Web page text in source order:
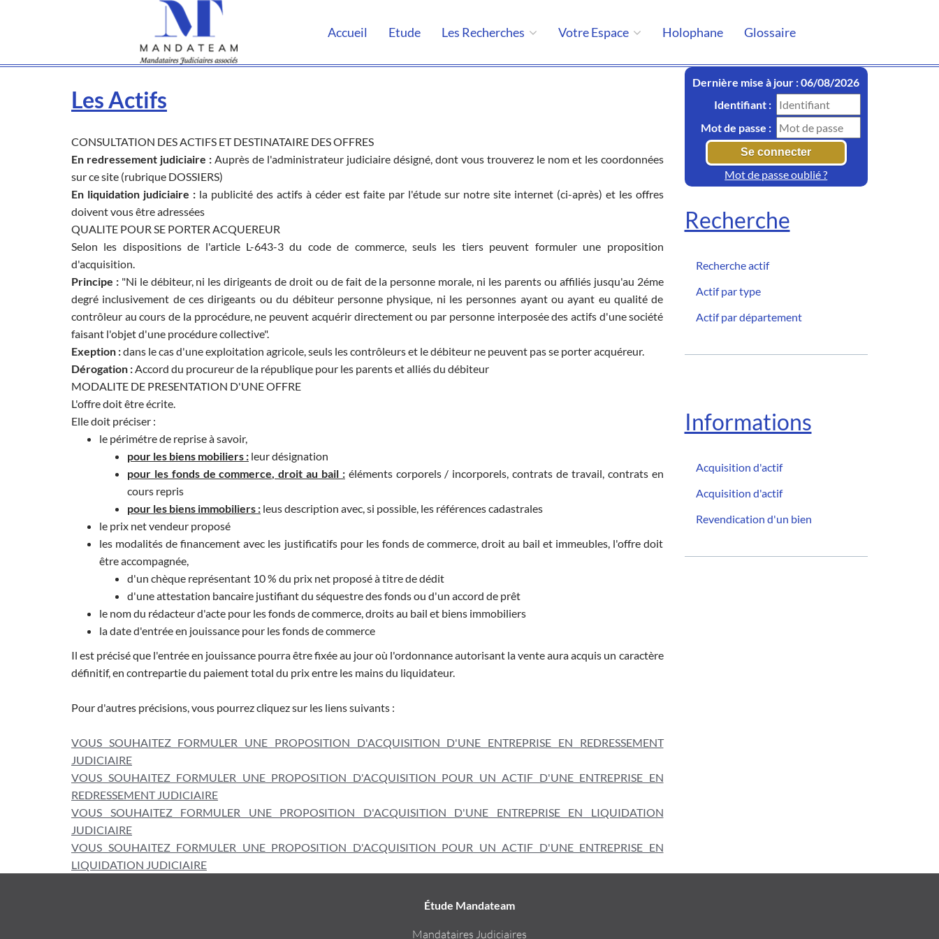
Accueil Etude Les Recherches Votre Espace Holophane Glossaire
Dernière mise à jour : 06/08/2026
Identifiant :
Mot de passe :
Mot de passe oublié ?
Recherche
Recherche actif
Actif par type
Actif par département
Informations
Acquisition d'actif
Acquisition d'actif
Revendication d'un bien
Les Actifs
CONSULTATION DES ACTIFS ET DESTINATAIRE DES OFFRES
En redressement judiciaire :Auprès de l'administrateur judiciaire désigné, dont vous trouverez le nom et les coordonnées
sur ce site (rubrique DOSSIERS)
En liquidation judiciaire :la publicité des actifs à céder est faite par l'étude sur notre site internet (ci-après) et les offres
doivent vous être adressées
QUALITE POUR SE PORTER ACQUEREUR
Selon les dispositions de l'article L-643-3 du code de commerce, seuls les tiers peuvent formuler une proposition
d'acquisition.
Principe :"Ni le débiteur, ni les dirigeants de droit ou de fait de la personne morale, ni les parents ou affiliés jusqu'au 2éme
degré inclusivement de ces dirigeants ou du débiteur personne physique, ni les personnes ayant ou ayant eu qualité de
contrôleur au cours de la pprocédure, ne peuvent acquérir directement ou par personne interposée des actifs d'une société
faisant l'objet d'une procédure collective".
Exeption :dans le cas d'une exploitation agricole, seuls les contrôleurs et le débiteur ne peuvent pas se porter acquéreur.
Dérogation :Accord du procureur de la république pour les parents et alliés du débiteur
MODALITE DE PRESENTATION D'UNE OFFRE
L'offre doit être écrite.
Elle doit préciser :
le périmétre de reprise à savoir,
pour les biens mobiliers : leur désignation
pour les fonds de commerce, droit au bail :éléments corporels / incorporels, contrats de travail, contrats en
cours repris
pour les biens immobiliers : leus description avec, si possible, les références cadastrales
le prix net vendeur proposé
les modalités de financement avec les justificatifs pour les fonds de commerce, droit au bail et immeubles, l'offre doit
être accompagnée,
d'un chèque représentant 10 % du prix net proposé à titre de dédit
d'une attestation bancaire justifiant du séquestre des fonds ou d'un accord de prêt
le nom du rédacteur d'acte pour les fonds de commerce, droits au bail et biens immobiliers
la date d'entrée en jouissance pour les fonds de commerce
Il est précisé que l'entrée en jouissance pourra être fixée au jour où l'ordonnance autorisant la vente aura acquis un caractère
définitif, en contrepartie du paiement total du prix entre les mains du liquidateur.
Pour d'autres précisions, vous pourrez cliquez sur les liens suivants :
VOUS SOUHAITEZ FORMULER UNE PROPOSITION D'ACQUISITION D'UNE ENTREPRISE EN REDRESSEMENT
JUDICIAIRE
VOUS SOUHAITEZ FORMULER UNE PROPOSITION D'ACQUISITION POUR UN ACTIF D'UNE ENTREPRISE EN
REDRESSEMENT JUDICIAIRE
VOUS SOUHAITEZ FORMULER UNE PROPOSITION D'ACQUISITION D'UNE ENTREPRISE EN LIQUIDATION
JUDICIAIRE
VOUS SOUHAITEZ FORMULER UNE PROPOSITION D'ACQUISITION POUR UN ACTIF D'UNE ENTREPRISE EN
LIQUIDATION JUDICIAIRE
Étude Mandateam
Mandataires Judiciaires